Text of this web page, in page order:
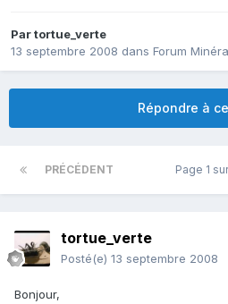
Partortue_verte
13 septembre 2008 dans Forum
Répondre à
PRÉCÉDENT Page 1
tortue_verte
Posté(e) 13 septembre 2008
Bonjour,